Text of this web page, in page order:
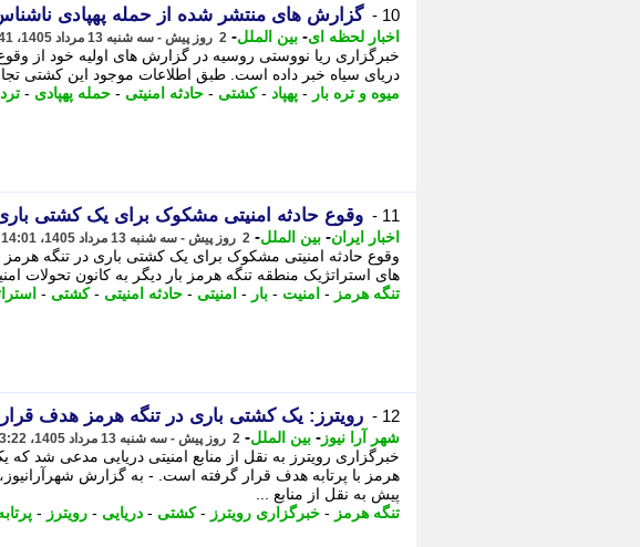
10 - گزارش های منتشر شده از حمله پهپادی
اخبار لحظه ای- بین الملل- 2 روز پیش - سه شنبه 13 مرداد 1405، 14:41
خبرگزاری ریا نووستی روسیه در گزارش های اولیه خود از
دریای سیاه خبر داده است. طبق اطلاعات موجود این کشتی
میوه و تره بار - پهپاد -کشتی - حادثه امنیتی - حمله پهپادی -
11 - وقوع حادثه امنیتی مشکوک برای یک کشتی
اخبار ایران- بین الملل- 2 روز پیش - سه شنبه 13 مرداد 1405، 14:01
وقوع حادثه امنیتی مشکوک برای یک کشتی باری در تنگه هرمز
های استراتژیک منطقه تنگه هرمز بار دیگر به کانون تحولات
تنگه هرمز - امنیت - بار - امنیتی - حادثه امنیتی -کشتی -
12 - رویترز: یک کشتی باری در تنگه هرمز هدف قرار گرفت (13
شهر آرا نیوز - بین الملل- 2 روز پیش - سه شنبه 13 مرداد 1405، 13:22
خبرگزاری رویترز به نقل از منابع امنیتی دریایی مدعی شد
هرمز با پرتابه هدف قرار گرفته است. - به گزارش
پیش به نقل از منابع ...
تنگه هرمز - خبرگزاری رویترز -کشتی - دریایی - رویترز -